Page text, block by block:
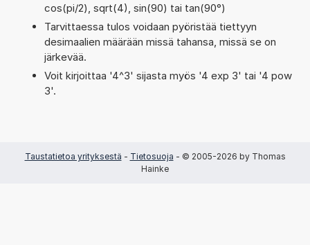
cos(pi/2), sqrt(4), sin(90) tai tan(90°)
Tarvittaessa tulos voidaan pyöristää tiettyyn
desimaalien määrään missä tahansa, missä se on
järkevää.
Voit kirjoittaa '4^3' sijasta myös '4 exp 3' tai '4 pow
3'.
Taustatietoa yrityksestä - Tietosuoja - © 2005-2026 by Thomas
Hainke